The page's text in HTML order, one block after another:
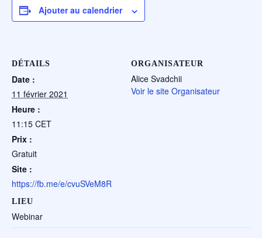
Ajouter au calendrier
DÉTAILS
Date :
11 février 2021
Heure :
11:15 CET
Prix :
Gratuit
Site :
https://fb.me/e/cvuSVeM8R
LIEU
Webinar
ORGANISATEUR
Alice Svadchii
Voir le site Organisateur